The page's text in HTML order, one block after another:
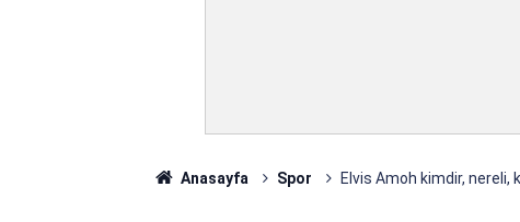
Anasayfa Spor Elvis Amoh kimdir, nereli,